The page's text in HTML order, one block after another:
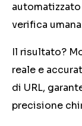
verifica
Il risultato?
reale e
di URL,
precisione